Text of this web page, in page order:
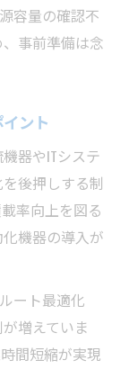
容量の確認不
事前準備は念
ント
器やITシステ
後押しする制
率向上を図る
機器の導入が
ート最適化
増えていま
間短縮が実現